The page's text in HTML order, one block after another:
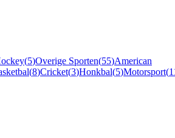
(5)Overige Sporten(55)American
(8)Cricket(3)Honkbal(5)Motorsport(